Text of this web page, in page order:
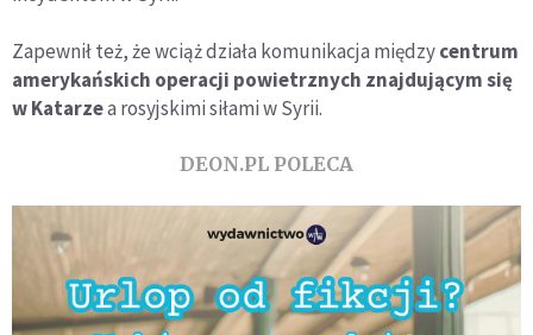
Zapewnił też, że wciąż działa komunikacja międzycentrum
amerykańskich operacji powietrznych znajdującym się
w Katarzea rosyjskimi siłami w Syrii.
DEON.PL POLECA